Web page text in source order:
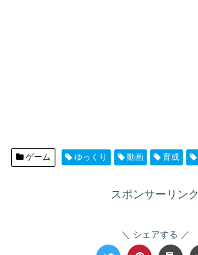
ゲーム ゆっくり 動画 育成
スポンサーリンク
シェアする